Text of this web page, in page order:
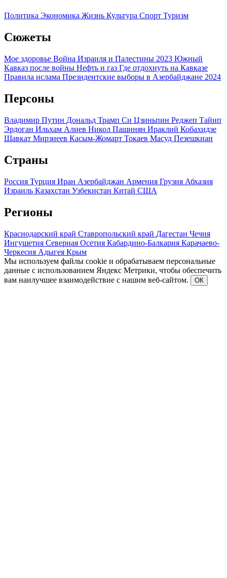
Политика Экономика Жизнь Культура Спорт Туризм
Сюжеты
Мое здоровье Война Израиля и Палестины 2023 Южный
Кавказ после войны Нефть и газ Где отдохнуть на Кавказе
Правила ислама Президентские выборы в Азербайджане 2024
Персоны
Владимир Путин Дональд Трамп Си Цзиньпин Реджеп Тайип
Эрдоган Ильхам Алиев Никол Пашинян Ираклий Кобахидзе
Шавкат Мирзиеев Касым-Жомарт Токаев Масуд Пезешкиан
Страны
Россия Турция Иран Азербайджан Армения Грузия Абхазия
Израиль Казахстан Узбекистан Китай США
Регионы
Краснодарский край Ставропольский край Дагестан Чечня
Ингушетия Северная Осетия Кабардино-Балкария Карачаево-
Черкесия Адыгея Крым
Мы используем файлы cookie и обрабатываем персональные
данные с использованием Яндекс Метрики, чтобы обеспечить
вам наилучшее взаимодействие с нашим веб-сайтом.
ОК